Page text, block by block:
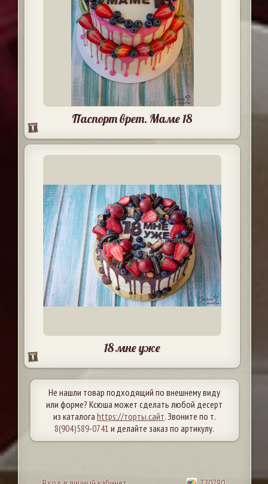
Паспорт врет. Маме 18
18 мне уже
Не нашли товар подходящий по внешнему виду
или форме? Ксюша может сделать любой десерт
из каталога https://торты.сайт. Звоните по т.
8(904)589-0741 и делайте заказ по артикулу.